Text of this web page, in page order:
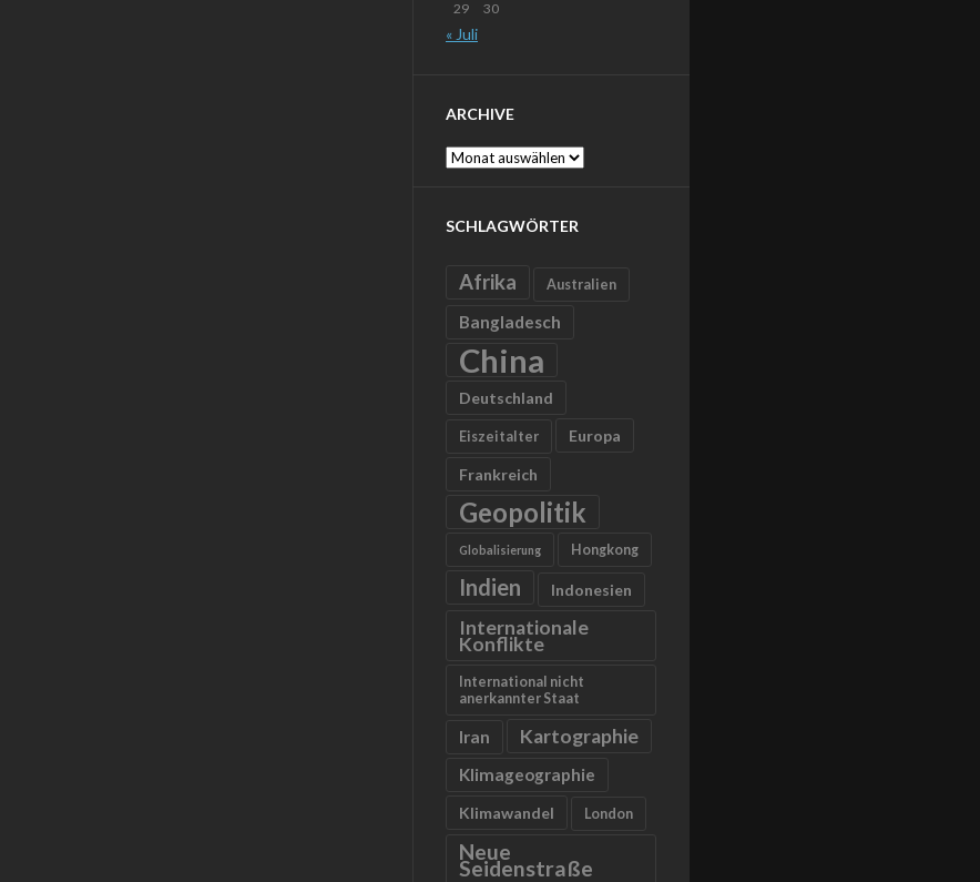
29
30
« Juli
ARCHIVE
Archive
SCHLAGWÖRTER
Afrika Australien
Bangladesch
China
Deutschland
Eiszeitalter Europa
Frankreich
Geopolitik
Globalisierung Hongkong
Indien Indonesien
Internationale
Konflikte
International nicht
anerkannter Staat
Iran Kartographie
Klimageographie
Klimawandel London
Neue
Seidenstraße